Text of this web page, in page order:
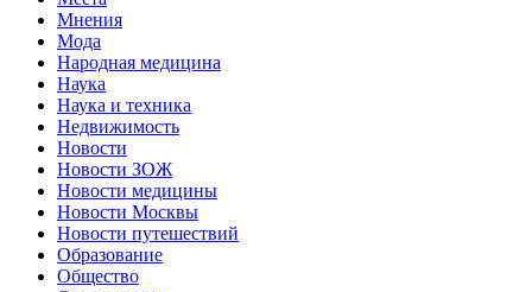
Мнения
Мода
Народная медицина
Наука
Наука и техника
Недвижимость
Новости
Новости ЗОЖ
Новости медицины
Новости Москвы
Новости путешествий
Образование
Общество